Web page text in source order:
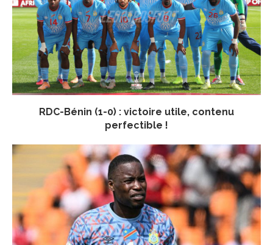
RDC-Bénin (1-0) : victoire utile, contenu
perfectible !